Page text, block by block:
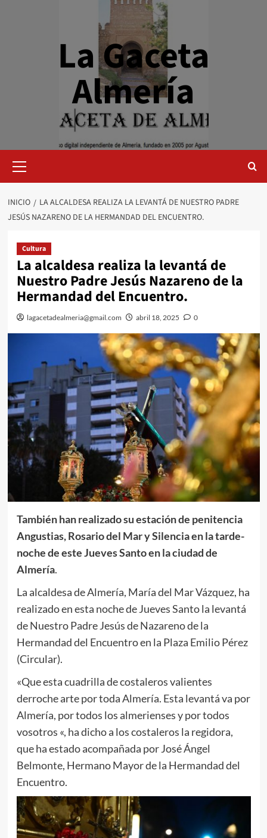
La Gaceta
Almería
primario
INICIO
LA ALCALDESA REALIZA LA LEVANTÁ DE NUESTRO PADRE
JESÚS NAZARENO DE LA HERMANDAD DEL ENCUENTRO.
Cultura
La alcaldesa realiza la levantá de
Nuestro Padre Jesús Nazareno de la
Hermandad del Encuentro.
lagacetadealmeria@gmail.com abril 18, 2025 0
También han realizado su estación de penitencia
Angustias, Rosario del Mar y Silencia en la tarde-
noche de este Jueves Santo en la ciudad de
Almería.
La alcaldesa de Almería, María del Mar Vázquez, ha
realizado en esta noche de Jueves Santo la levantá
de Nuestro Padre Jesús de Nazareno de la
Hermandad del Encuentro en la Plaza Emilio Pérez
(Circular).
«Que esta cuadrilla de costaleros valientes
derroche arte por toda Almería. Esta levantá va por
Almería, por todos los almerienses y por todos
vosotros «, ha dicho a los costaleros la regidora,
que ha estado acompañada por José Ángel
Belmonte, Hermano Mayor de la Hermandad del
Encuentro.